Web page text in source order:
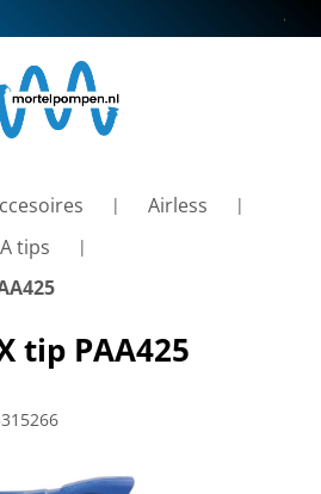
✔
Airless
tips
tip PAA425